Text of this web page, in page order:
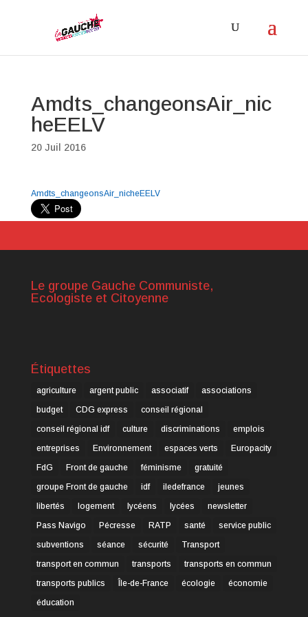
Amdts_changeonsAir_nic
heEELV
20 Juil 2016
Amdts_changeonsAir_nicheEELV
Le groupe Gauche Communiste,
Ecologiste et Citoyenne
Étiquettes
agriculture argent public associatif
associations
budget
CDG express
conseil régional
conseil régional idf
culture discriminations
emplois
entreprises
Environnement espaces verts
Europacity
FdG
Front de gauche féminisme
gratuité
groupe Front de gauche
idf iledefrance
jeunes
libertés
logement lycéens lycées
newsletter
Pass Navigo
Pécresse RATP santé
service public
subventions
séance sécurité
Transport
transport en commun
transports
transports en commun
transports publics
Île-de-France écologie
économie
éducation